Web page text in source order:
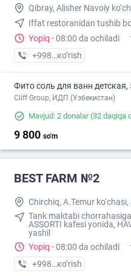
Qibray, Alisher Navoiy
Iffat restoranidan tushib
Yopiq · 08:00 da ochiladi
+998 (93) XXX-XX-XX
кo’rish
Фито соль для ванн детская,
Cliff Group, ИДП (Узбекистан)
Mavjud: 2 donalar(32 daqiqa
9 800 so'm
BEST FARM №2
Chirchiq, A.Temur
Tank maktabi
ASSORTI kafesi yonida,
yashil
Yopiq · 08:00 da ochiladi
+998 (71) XXX-XX-XX
кo’rish